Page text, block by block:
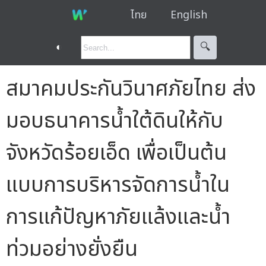
ไทย English
◐ 🔍︎
สมาคมประกันวินาศภัยไทย ส่ง
มอบธนาคารน้ำใต้ดินให้กับ
จังหวัดร้อยเอ็ด เพื่อเป็นต้น
แบบการบริหารจัดการน้ำใน
การแก้ปัญหาภัยแล้งและน้ำ
ท่วมอย่างยั่งยืน